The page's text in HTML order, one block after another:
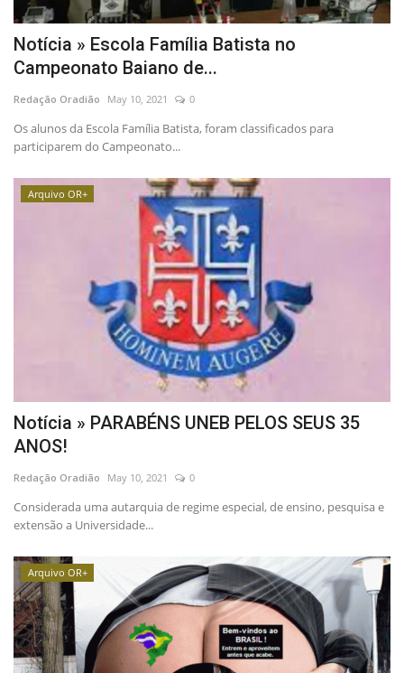
Notícia » Escola Família Batista no
Campeonato Baiano de...
Redação Oradião May 10, 2021 0
Os alunos da Escola Família Batista, foram classificados para
participarem do Campeonato...
Arquivo OR+
Notícia » PARABÉNS UNEB PELOS SEUS 35
ANOS!
Redação Oradião May 10, 2021 0
Considerada uma autarquia de regime especial, de ensino, pesquisa e
extensão a Universidade...
Arquivo OR+